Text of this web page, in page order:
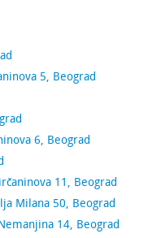
5, Beograd
6, Beograd
11, Beograd
Milana 50, Beograd
14, Beograd